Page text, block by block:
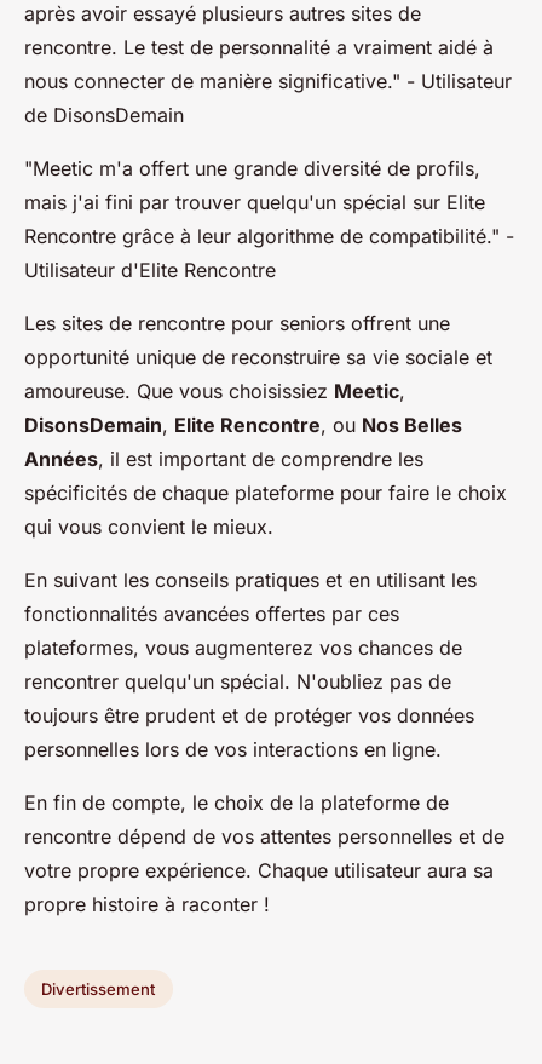
après avoir essayé plusieurs autres sites de
rencontre. Le test de personnalité a vraiment aidé à
nous connecter de manière significative." - Utilisateur
de DisonsDemain
"Meetic m'a offert une grande diversité de profils,
mais j'ai fini par trouver quelqu'un spécial sur Elite
Rencontre grâce à leur algorithme de compatibilité." -
Utilisateur d'Elite Rencontre
Les sites de rencontre pour seniors offrent une
opportunité unique de reconstruire sa vie sociale et
amoureuse. Que vous choisissiez Meetic,
DisonsDemain, Elite Rencontre, ou Nos Belles
Années, il est important de comprendre les
spécificités de chaque plateforme pour faire le choix
qui vous convient le mieux.
En suivant les conseils pratiques et en utilisant les
fonctionnalités avancées offertes par ces
plateformes, vous augmenterez vos chances de
rencontrer quelqu'un spécial. N'oubliez pas de
toujours être prudent et de protéger vos données
personnelles lors de vos interactions en ligne.
En fin de compte, le choix de la plateforme de
rencontre dépend de vos attentes personnelles et de
votre propre expérience. Chaque utilisateur aura sa
propre histoire à raconter !
Divertissement